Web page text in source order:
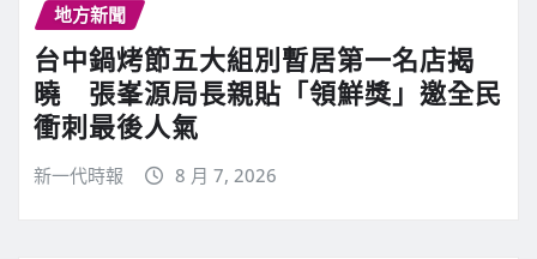
地方新聞
台中鍋烤節五大組別暫居第一名店揭
曉 張峯源局長親貼「領鮮獎」邀全民
衝刺最後人氣
新一代時報 8 月 7, 2026